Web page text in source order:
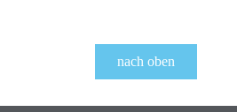
nach oben